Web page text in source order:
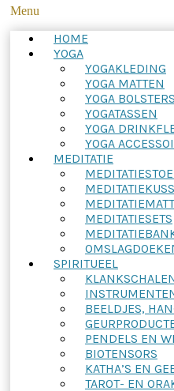
Menu
HOME
YOGA
YOGAKLEDING
YOGA MATTEN
YOGA BOLSTERS
YOGATASSEN
YOGA
YOGA
MEDITATIE
MEDITATIESETS
SPIRITUEEL
BEELDJES,
PENDELS EN
BIOTENSORS
KATHA’S EN
TAROT- EN